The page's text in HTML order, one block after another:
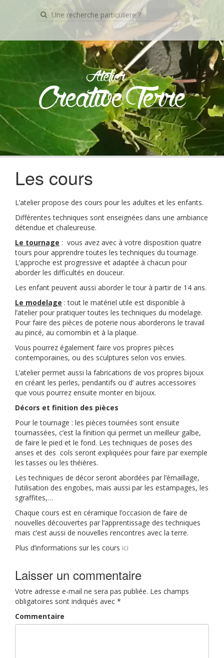
Recherche
pour:
Atelier
Creative Terre
Skip
to
Les cours
L’atelier propose des cours pour les adultes et les enfants.
Différentes techniques sont enseignées dans une ambiance
détendue et chaleureuse.
Le tournage : vous avez avec à votre disposition quatre
tours pour apprendre toutes les techniques du tournage.
L’approche est progressive et adaptée à chacun pour
aborder les difficultés en douceur.
Les enfant peuvent aussi aborder le tour à partir de 14 ans.
Le modelage : tout le matériel utile est disponible à
l’atelier pour pratiquer toutes les techniques du modelage.
Pour faire des pièces de poterie nous aborderons le travail
au pincé, au comombin et à la plaque.
Vous pourrez également faire vos propres pièces
contemporaines, ou des sculptures selon vos envies.
L’atelier permet aussi la fabrications de vos propres bijoux
en créant les perles, pendantifs ou d’ autres accessoires
que vous pourrez ensuite monter en bijoux.
Décors et finition des pièces
Pour le tournage : les pièces tournées sont ensuite
tournassées, c’est la finition qui permet un meilleur galbe,
de faire le pied et le fond. Les techniques de poses des
anses et des cols seront expliquées pour faire par exemple
les tasses ou les théières.
Les techniques de décor seront abordées par l’émaillage,
l’utilisation des engobes, mais aussi par les estampages, les
sgraffites,…
Chaque cours est en céramique l’occasion de faire de
nouvelles découvertes par l’apprentissage des techniques
mais c’est aussi de nouvelles rencontres avec la terre.
Plus d’informations sur les cours ici
Laisser un commentaire
Votre adresse e-mail ne sera pas publiée. Les champs
obligatoires sont indiqués avec *
Commentaire